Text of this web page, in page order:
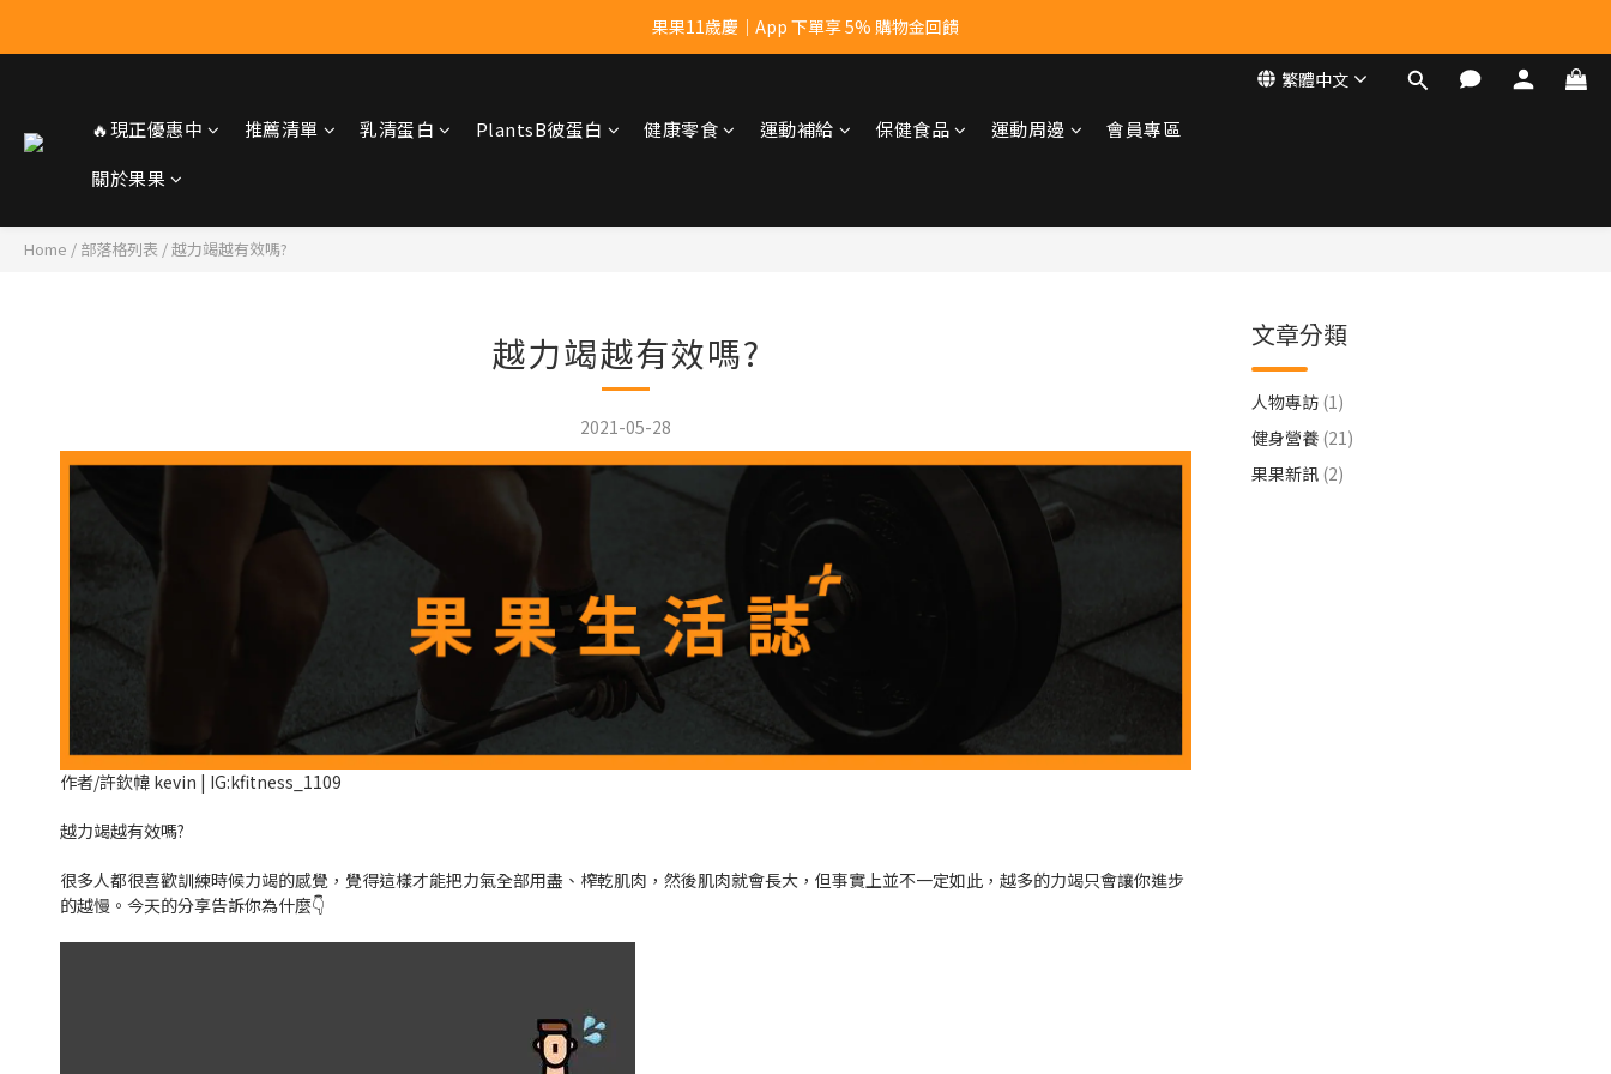
果果11歲慶｜App 下單享 5% 購物金回饋
果果11歲慶｜App 下單享 5% 購物金回饋
11歲慶好禮｜買 500g/1kg 指定乳清2包贈品牌毛巾
繁體中文
🔥現正優惠中 推薦清單 乳清蛋白 PlantsB彼蛋白 健康零食 運動補給 保健食品 運動周邊
會員專區
關於果果
Home / 部落格列表 /越力竭越有效嗎?
越力竭越有效嗎?
2021-05-28
作者/許欽幃 kevin | IG:kfitness_1109
越力竭越有效嗎?
很多人都很喜歡訓練時候力竭的感覺，覺得這樣才能把力氣全部用盡、榨乾肌肉，然後肌肉就會長大，但事實上並不一定如此，越多的力竭只會讓你進步
的越慢。今天的分享告訴你為什麼👇
文章分類
人物專訪 (1)
健身營養 (21)
果果新訊 (2)